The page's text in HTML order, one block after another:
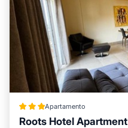
Apartamento
Roots Hotel Apartment